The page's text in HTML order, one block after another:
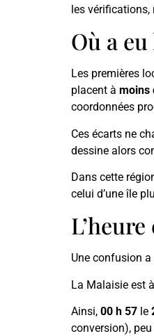
les vérifications,
Où a
Les premières
placent à moins
coordonnées
Ces écarts ne
dessine alors
Dans cette
celui d’une île
Une confusion a
La Malaisie est
Ainsi, 00 h 57 le
conversion),